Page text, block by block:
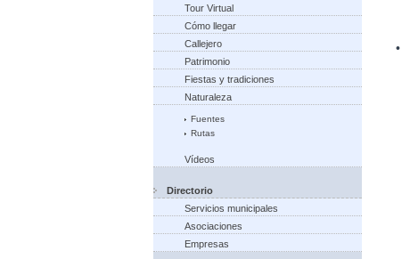
Tour Virtual
Cómo llegar
Callejero
Patrimonio
Fiestas y tradiciones
Naturaleza
Fuentes
Rutas
Vídeos
Directorio
Servicios municipales
Asociaciones
Empresas
•